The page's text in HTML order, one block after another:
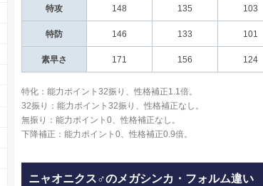
特攻 148 135 103
特防 146 133 101
素早さ 171 156 124
特化：能力ポイント32振り、性格補正1.1倍。
32振り：能力ポイント32振り、性格補正なし。
無振り：能力ポイント0、性格補正なし。
下降補正：能力ポイント0、性格補正0.9倍。
ニャオニクス♂のメガシンカ・フォルム違い